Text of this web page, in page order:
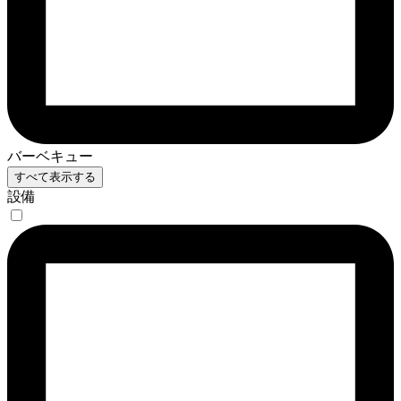
バーベキュー
すべて表示する
設備